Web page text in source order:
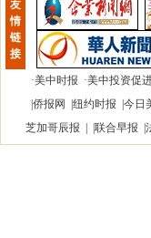
友
情
链
接
·美中时报 ·美中投资促
侨报网 纽约时报 今日
芝加哥辰报
联合早报